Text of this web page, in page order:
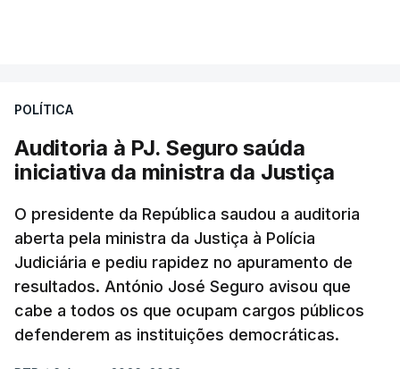
"Estou desejoso, se necessário for, de colaborar e
contribuir com o meu conhecimento para essas
O ex-diretor-geral vai ser julgado pelo Tribunal de
Contas (TdC), e o Ministério Público vai avançar
com uma auditoria e uma avaliação interna, na
sequência dos vários casos que têm vindo a
conhecimento público e que envolvem o agora
POLÍTICA
Auditoria à PJ. Seguro saúda
iniciativa da ministra da Justiça
O presidente da República saudou a auditoria
aberta pela ministra da Justiça à Polícia
Judiciária e pediu rapidez no apuramento de
resultados. António José Seguro avisou que
cabe a todos os que ocupam cargos públicos
defenderem as instituições democráticas.